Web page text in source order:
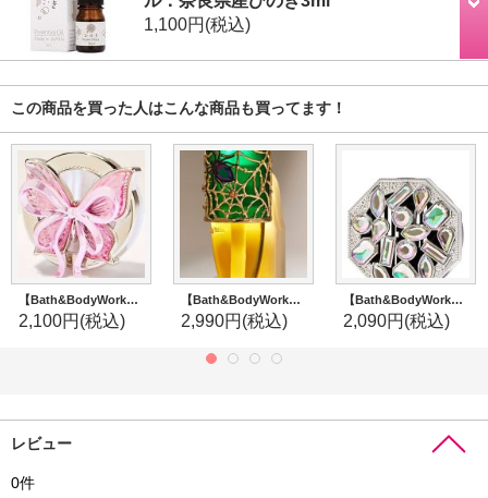
1,100円(税込)
この商品を買った人はこんな商品も買ってます！
【Bath&BodyWorks】カーフレグランスホルダー(ベント＆バイザークリップ付)：ピンクリボン
2,100円 (税込)
【Bath&BodyWorks】Wallflowers本体：ジェムストーンスパイダーナイトライト
2,990円 (税込)
【Bath&BodyWorks】カーフレグランスホルダー(ベント＆バイザークリップ付)：タイムレスジュエルズ
2,090円 (税込)
レビュー
0件